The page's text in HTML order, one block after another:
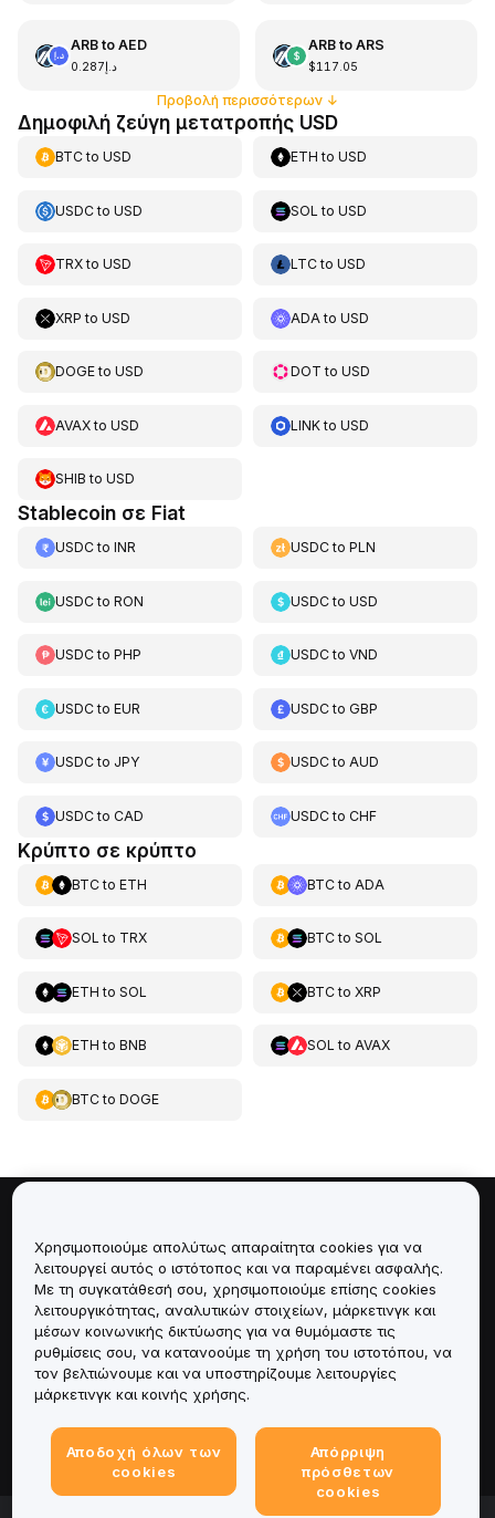
ARBto AED
د.إ0.287
ARBto ARS
$117.05
Προβολή περισσότερων↓
Δημοφιλή ζεύγη μετατροπής USD
BTCto USD ETH toUSD
USDCto USD SOL toUSD
TRXto USD LTCtoUSD
XRP to USD ADA toUSD
DOGEto USD DOT toUSD
AVAXto USD LINKtoUSD
SHIB to USD
Stablecoin σε Fiat
USDCto INR USDCtoPLN
USDCto RON USDCtoUSD
USDCto PHP USDCtoVND
USDCto EUR USDCtoGBP
USDCto JPY USDCtoAUD
USDCto CAD USDCtoCHF
Κρύπτο σε κρύπτο
BTCto ETH BTCto ADA
SOL to TRX BTCto SOL
ETH to SOL BTCto XRP
ETH to BNB SOL to AVAX
BTCto DOGE
Υπηρεσίες
Υποστήριξη
Προϊόντα
Νομικά
Χρησιμοποιούμε απολύτως απαραίτητα cookies για να
λειτουργεί αυτός ο ιστότοπος και να παραμένει ασφαλής.
Με τη συγκατάθεσή σου, χρησιμοποιούμε επίσης cookies
λειτουργικότητας, αναλυτικών στοιχείων, μάρκετινγκ και
μέσων κοινωνικής δικτύωσης για να θυμόμαστε τις
ρυθμίσεις σου, να κατανοούμε τη χρήση του ιστοτόπου, να
τον βελτιώνουμε και να υποστηρίζουμε λειτουργίες
μάρκετινγκ και κοινής χρήσης.
Αποδοχή όλων των
cookies
Απόρριψη
πρόσθετων
cookies